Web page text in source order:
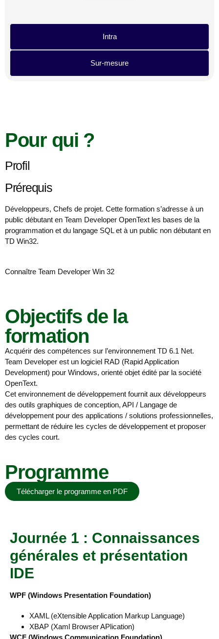
Intra
Sur-mesure
Pour qui ?
Profil
Prérequis
Développeurs, Chefs de projet. Cette formation s’adresse à un
public débutant en Team Developer OpenText les bases de la
programmation et du langage SQL et à un public non débutant en
TD Win32.
Connaître Team Developer Win 32
Objectifs de la
formation
Acquérir des compétences sur l’environnement TD 6.1 Net.
Team Developer est un logiciel RAD (Rapid Application
Development) pour Windows, orienté objet édité par la société
OpenText.
Cet environnement de développement fournit aux développeurs
des outils graphiques de conception, API / Langage de
développement pour des applications / solutions professionnelles,
permettant de réduire les cycles de développement et proposer
des cycles court.
Programme
Télécharger le programme en PDF
Journée 1 : Connaissances
générales et présentation
IDE
WPF (Windows Presentation Foundation)
XAML (eXtensible Application Markup Language)
XBAP (Xaml Browser APlication)
WCF (Windows Communication Foundation)